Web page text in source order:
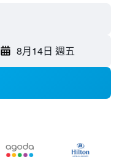
8月14日 週五